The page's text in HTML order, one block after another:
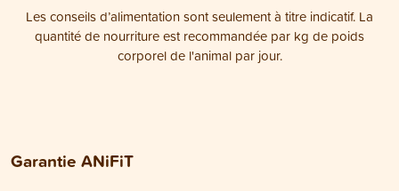
Les conseils d’alimentation sont seulement à titre indicatif. La
quantité de nourriture est recommandée par kg de poids
corporel de l'animal par jour.
Garantie ANiFiT